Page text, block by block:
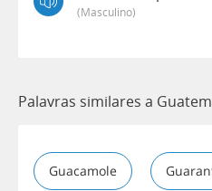
(masculino)
Palavras similares a
Guacamole